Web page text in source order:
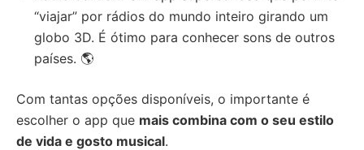
“viajar” por rádios do mundo inteiro girando um
globo 3D. É ótimo para conhecer sons de outros
países. 🌎
Com tantas opções disponíveis, o importante é
escolher o app que mais combina com o seu estilo
de vida e gosto musical.